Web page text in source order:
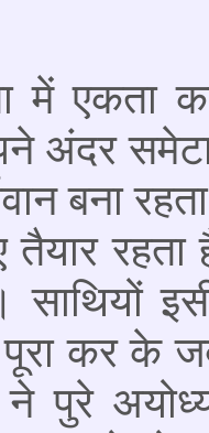
में एकता
अंदर
बना
रहता
साथियों
कर के
ने पुरे